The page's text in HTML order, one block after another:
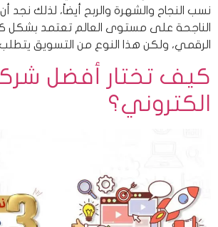
نسب النجاح والشهرة والربح أيضاً، لذلك نجد
الناجحة على مستوى العالم تعتمد بشكل
الرقمي، ولكن هذا النوع من التسويق
كيف تختار أفضل
الكتروني؟